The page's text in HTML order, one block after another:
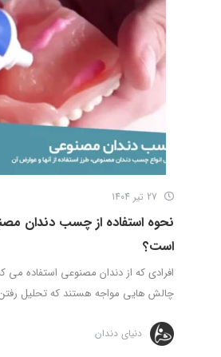
نحوه استفاده از چسب دندان
است؟
افرادی که از دندان مصنوعی استفاده می
چالش‌ هایی مواجه هستند که تحلیل
دنیای دندان